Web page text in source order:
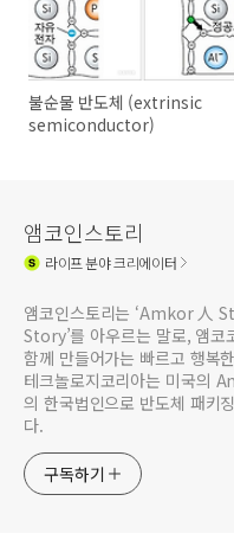
불순물 반도체 (extrinsic
semiconductor)
앰코인스토리
라이프분야 크리에이터
앰코인스토리는 ‘Amkor 人
Story’를 아우르는 말로, 앰코
함께 만들어가는 빠르고 행복
테크놀로지코리아는 미국
의 한국법인으로 반도체 패키
다.
구독하기